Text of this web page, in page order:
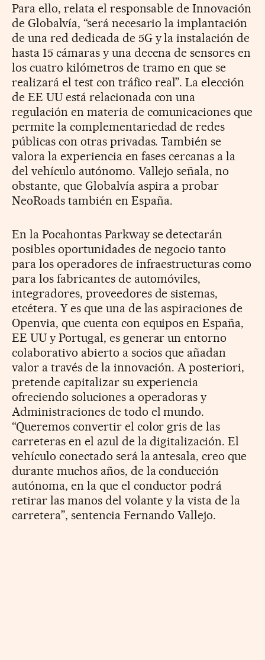
Para ello, relata el responsable de Innovación
de Globalvía, “será necesario la implantación
de una red dedicada de 5G y la instalación de
hasta 15 cámaras y una decena de sensores en
los cuatro kilómetros de tramo en que se
realizará el test con tráfico real”. La elección
de EE UU está relacionada con una
regulación en materia de comunicaciones que
permite la complementariedad de redes
públicas con otras privadas. También se
valora la experiencia en fases cercanas a la
del vehículo autónomo. Vallejo señala, no
obstante, que Globalvía aspira a probar
NeoRoads también en España.
En la Pocahontas Parkway se detectarán
posibles oportunidades de negocio tanto
para los operadores de infraestructuras como
para los fabricantes de automóviles,
integradores, proveedores de sistemas,
etcétera. Y es que una de las aspiraciones de
Openvia, que cuenta con equipos en España,
EE UU y Portugal, es generar un entorno
colaborativo abierto a socios que añadan
valor a través de la innovación. A posteriori,
pretende capitalizar su experiencia
ofreciendo soluciones a operadoras y
Administraciones de todo el mundo.
“Queremos convertir el color gris de las
carreteras en el azul de la digitalización. El
vehículo conectado será la antesala, creo que
durante muchos años, de la conducción
autónoma, en la que el conductor podrá
retirar las manos del volante y la vista de la
carretera”, sentencia Fernando Vallejo.